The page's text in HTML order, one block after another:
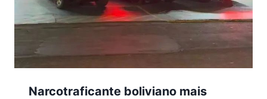
Narcotraficante boliviano mais